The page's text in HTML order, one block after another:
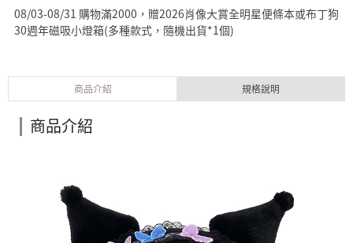
08/03-08/31 購物滿2000，贈2026肖像大賞全明星便條本或布丁狗
30週年磁吸小燈箱(多種款式，隨機出貨*1個)
商品介紹 規格說明
商品介紹